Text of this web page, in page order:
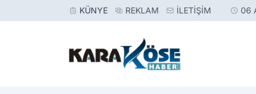
KÜNYE REKLAM İLETIŞIM 06